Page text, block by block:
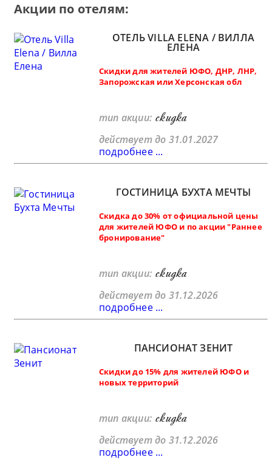
Акции по отелям:
ОТЕЛЬ VILLA ELENA / ВИЛЛА
ЕЛЕНА
Скидки для жителей ЮФО, ДНР, ЛНР,
Запорожская или Херсонская обл
тип акции: скидка
действует до 31.01.2027
подробнее ...
ГОСТИНИЦА БУХТА МЕЧТЫ
Скидка до 30% от официальной цены
для жителей ЮФО и по акции "Раннее
бронирование"
тип акции: скидка
действует до 31.12.2026
подробнее ...
ПАНСИОНАТ ЗЕНИТ
Скидки до 15% для жителей ЮФО и
новых территорий
тип акции: скидка
действует до 31.12.2026
подробнее ...